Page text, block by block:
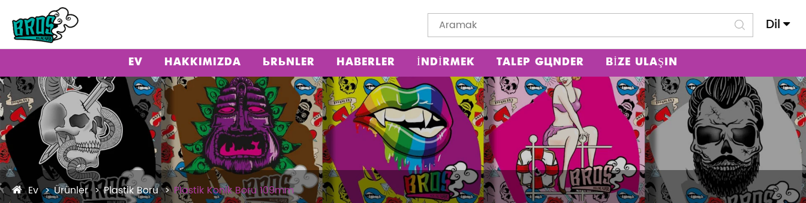
Dil
EV HAKKIMIZDA ÜRÜNLER HABERLER İNDIRMEK TALEP GÖNDER BIZE ULAŞIN
Ev Ürünler Plastik Boru Plastik Konik Boru 109mm